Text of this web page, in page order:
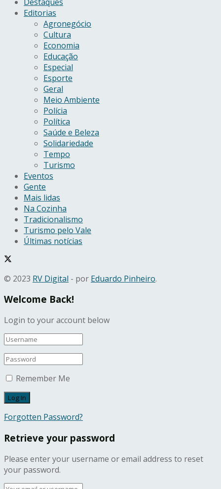
Editorias
Agronegócio
Cultura
Economia
Educação
Especial
Esporte
Geral
Meio Ambiente
Polícia
Política
Saúde e Beleza
Solidariedade
Tempo
Turismo
Eventos
Gente
Mais lidas
Na Cozinha
Tradicionalismo
Turismo pelo Vale
Últimas notícias
© 2023 RV Digital - por Eduardo Pinheiro.
Welcome Back!
Login to your account below
Remember Me
Forgotten Password?
Retrieve your password
Please enter your username or email address to reset
your password.